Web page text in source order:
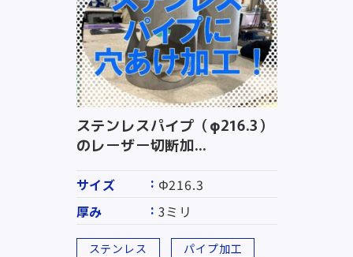
ステンレスパイプ（φ216.3）
のレーザー切断加...
サイズ
Φ216.3
厚み
3ミリ
ステンレス
パイプ加工